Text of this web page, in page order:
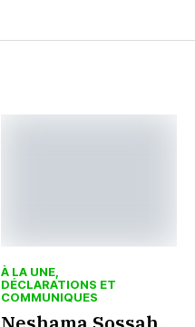
À LA UNE
DÉCLARATIONS ET
COMMUNIQUES